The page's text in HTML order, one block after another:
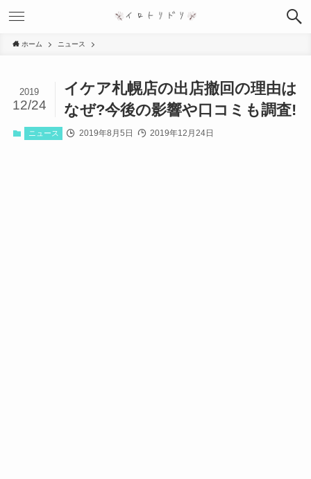
ホーム ニュース
イケア札幌店の出店撤回の理由は
なぜ?今後の影響や口コミも調査!
2019
12/24
ニュース 2019年8月5日 2019年12月24日